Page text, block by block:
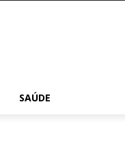
SAÚDE